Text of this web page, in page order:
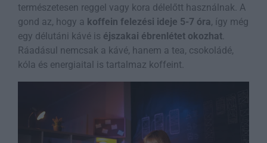
természetesen reggel vagy kora délelőtt használnak. A
gond az, hogy a koffein felezési ideje 5-7 óra, így még
egy délutáni kávé is éjszakai ébrenlétet okozhat.
Ráadásul nemcsak a kávé, hanem a tea, csokoládé,
kóla és energiaital is tartalmaz koffeint.